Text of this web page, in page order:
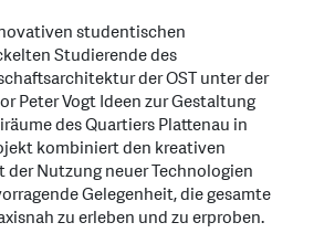
studentischen
Studierende des
der OST unter der
Peter Vogt Ideen zur Gestaltung
des Quartiers Plattenau in
kombiniert den kreativen
der Nutzung neuer Technologien
Gelegenheit, die gesamte
zu erleben und zu erproben.